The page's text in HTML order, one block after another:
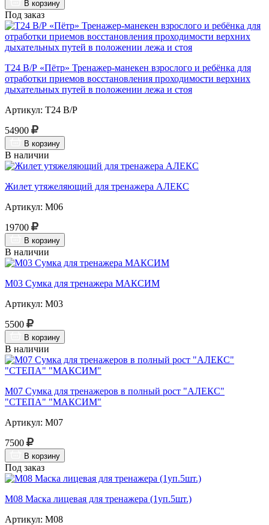
В корзину
Под заказ
Т24 В/Р «Пётр» Тренажер-манекен взрослого и ребёнка для
отработки приемов восстановления проходимости верхних
дыхательных путей в положении лежа и стоя
Артикул: Т24 В/Р
54900
В корзину
В наличии
Жилет утяжеляющий для тренажера АЛЕКС
Артикул: М06
19700
В корзину
В наличии
М03 Сумка для тренажера МАКСИМ
Артикул: М03
5500
В корзину
В наличии
М07 Сумка для тренажеров в полный рост "АЛЕКС"
"СТЕПА" "МАКСИМ"
Артикул: М07
7500
В корзину
Под заказ
М08 Маска лицевая для тренажера (1уп.5шт.)
Артикул: М08